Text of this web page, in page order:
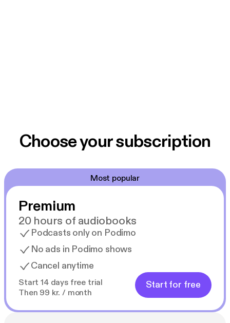
Choose your subscription
Most popular
Premium
20 hours of audiobooks
Podcasts only on Podimo
No ads in Podimo shows
Cancel anytime
Start 14 days free trial
Then 99 kr. / month
Start for free